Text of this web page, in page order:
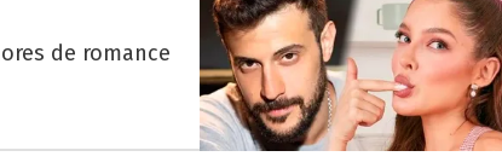
de romance